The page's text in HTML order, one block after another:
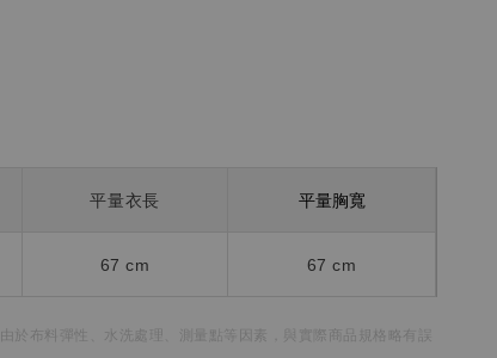
平量衣長 平量胸寬
67 cm 67 cm
由於布料彈性、水洗處理、測量點等因素，
與實際商品規格略有誤